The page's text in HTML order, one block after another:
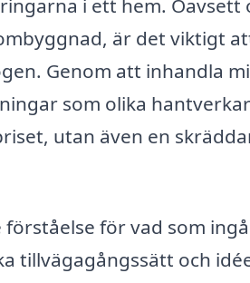
i ett hem. Oavsett
är det viktigt
Genom att inhandla
som olika
utan även en
för vad som
tillvägagångssätt och